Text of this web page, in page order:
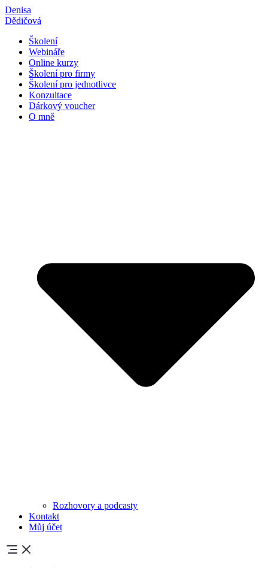
Přejít
k
Denisa
Dědičová
Školení
Webináře
Online kurzy
Školení pro firmy
Školení pro jednotlivce
Konzultace
Dárkový voucher
O mně
Rozhovory a podcasty
Kontakt
Můj účet